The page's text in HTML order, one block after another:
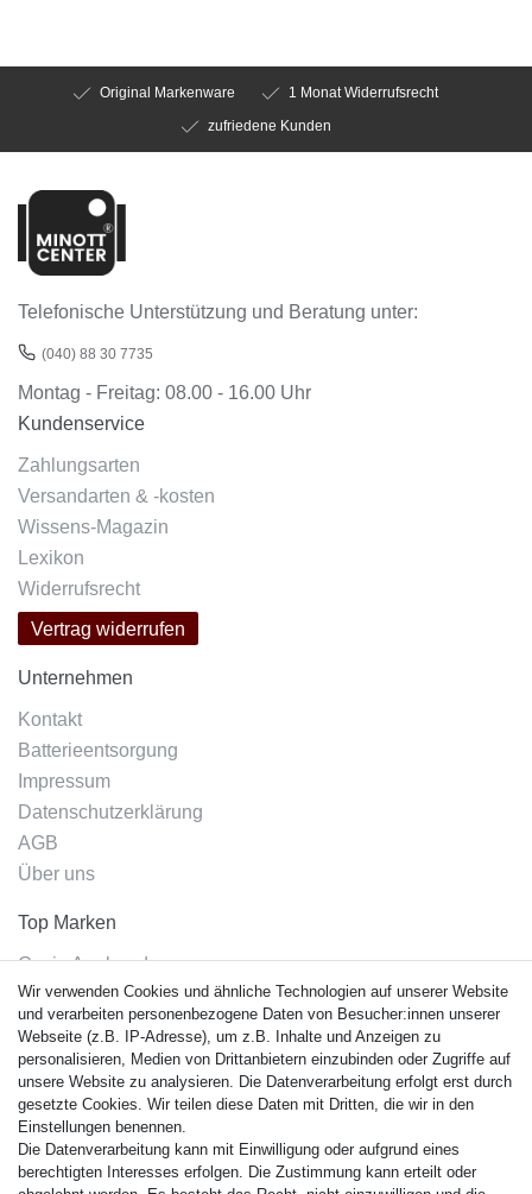
Original Markenware
1 Monat Widerrufsrecht
zufriedene Kunden
Telefonische Unterstützung und Beratung unter:
(040) 88 30 7735
Montag - Freitag: 08.00 - 16.00 Uhr
Kundenservice
Zahlungsarten
Versandarten & -kosten
Wissens-Magazin
Lexikon
Widerrufsrecht
Vertrag widerrufen
Unternehmen
Kontakt
Batterieentsorgung
Impressum
Datenschutzerklärung
AGB
Über uns
Top Marken
Casio Armband
Festina Armband
Citizen Armband
M. Lacroix Armband
J. Lemans Armband
Uhrenarmbänder - Alle
Sicherheit
Wir verwenden Cookies und ähnliche Technologien auf unserer Website
und verarbeiten personenbezogene Daten von Besucher:innen unserer
Webseite (z.B. IP-Adresse), um z.B. Inhalte und Anzeigen zu
personalisieren, Medien von Drittanbietern einzubinden oder Zugriffe auf
unsere Website zu analysieren. Die Datenverarbeitung erfolgt erst durch
gesetzte Cookies. Wir teilen diese Daten mit Dritten, die wir in den
Einstellungen benennen.
Die Datenverarbeitung kann mit Einwilligung oder aufgrund eines
berechtigten Interesses erfolgen. Die Zustimmung kann erteilt oder